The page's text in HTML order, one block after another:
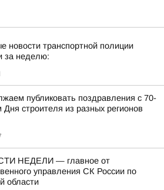
новости транспортной полиции
за неделю:
публиковать поздравления с 70-
Дня строителя из разных регионов
НЕДЕЛИ — главное от
управления СК России по
области